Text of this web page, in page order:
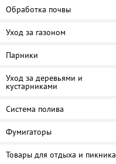
Обработка почвы
Уход за газоном
Парники
Уход за деревьями и
кустарниками
Система полива
Фумигаторы
Товары для отдыха и пикника